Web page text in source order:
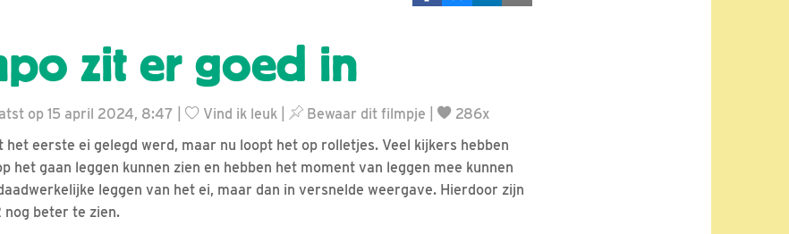
zit er goed in
op 15 april 2024, 8:47 | Vind ik leuk Bewaar dit filmpje
286x
het eerste ei gelegd werd, maar nu loopt het op rolletjes. Veel kijkers hebben
het gaan leggen kunnen zien en hebben het moment van leggen mee kunnen
leggen van het ei, maar dan in versnelde weergave. Hierdoor zijn
nog beter te zien.